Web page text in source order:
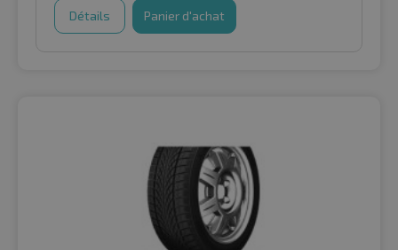
Détails Panier d'achat